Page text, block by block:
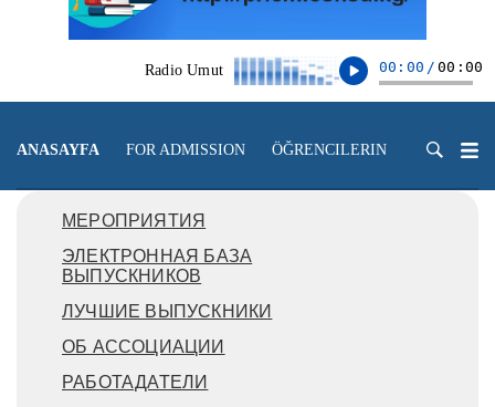
Radio Umut 00:00 / 00:00
ANASAYFA FOR ADMISSION ÖĞRENCILERIN
МЕРОПРИЯТИЯ
ЭЛЕКТРОННАЯ БАЗА
ВЫПУСКНИКОВ
ЛУЧШИЕ ВЫПУСКНИКИ
ОБ АССОЦИАЦИИ
РАБОТАДАТЕЛИ